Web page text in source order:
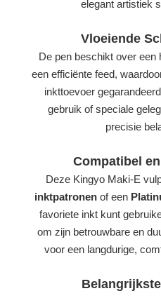
elegant artistiek
Vloeiende
De pen beschikt over een
een efficiënte feed,
inkttoevoer
gebruik of speciale
precisie
Compatibel
Deze Kingyo Maki-E
inktpatronen of een
favoriete inkt kunt
om zijn betrouwbare en
voor een langdurige,